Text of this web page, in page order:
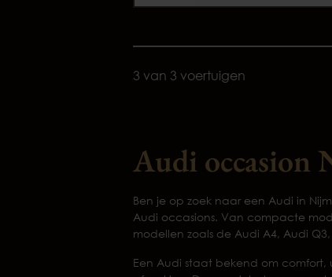
3 van 3 voertuigen
Audi occasion
Ben je op zoek naar een Audi in
Audi occasions. Van compacte
modellen zoals de Audi A4, Audi
Een Audi staat bekend om